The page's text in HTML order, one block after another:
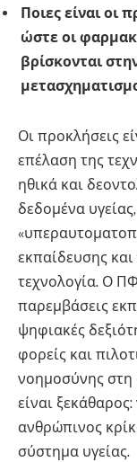
Ποιες είναι οι
ώστε οι
βρίσκονται
Οι προκλήσεις
επέλαση της
ηθικά και
δεδομένα
εκπαίδευσης
τεχνολογία. Ο
παρεμβάσεις
ψηφιακές
φορείς και
νοημοσύνης στη
είναι
ανθρώπινος
σύστημα υγείας.